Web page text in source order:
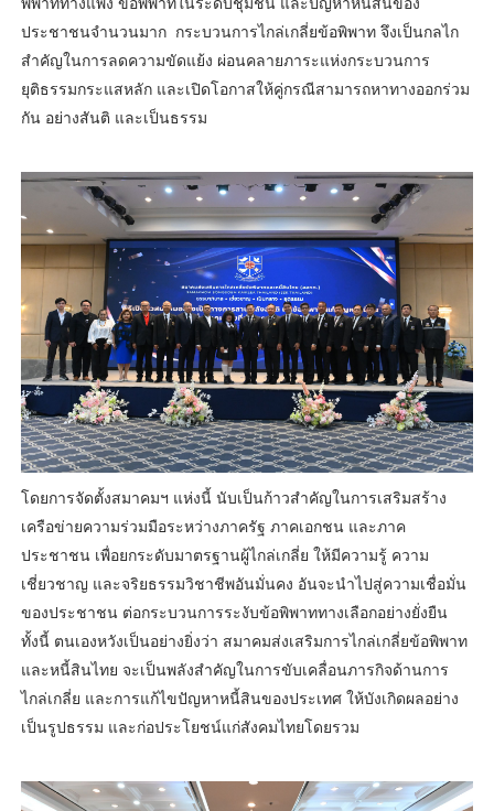
ประชาชนจำนวนมาก กระบวนการไกล่เกลี่ยข้อพิพาท จึงเป็นกลไก
สำคัญในการลดความขัดแย้ง ผ่อนคลายภาระแห่งกระบวนการ
ยุติธรรมกระแสหลัก และเปิดโอกาสให้คู่กรณีสามารถหาทางออกร่วม
กัน อย่างสันติ และเป็นธรรม
โดยการจัดตั้งสมาคมฯ แห่งนี้ นับเป็นก้าวสำคัญในการเสริมสร้าง
เครือข่ายความร่วมมือระหว่างภาครัฐ ภาคเอกชน และภาค
ประชาชน เพื่อยกระดับมาตรฐานผู้ไกล่เกลี่ย ให้มีความรู้ ความ
เชี่ยวชาญ และจริยธรรมวิชาชีพอันมั่นคง อันจะนำไปสู่ความเชื่อมั่น
ของประชาชน ต่อกระบวนการระงับข้อพิพาททางเลือกอย่างยั่งยืน
ทั้งนี้ ตนเองหวังเป็นอย่างยิ่งว่า สมาคมส่งเสริมการไกล่เกลี่ยข้อพิพาท
และหนี้สินไทย จะเป็นพลังสำคัญในการขับเคลื่อนภารกิจด้านการ
ไกล่เกลี่ย และการแก้ไขปัญหาหนี้สินของประเทศ ให้บังเกิดผลอย่าง
เป็นรูปธรรม และก่อประโยชน์แก่สังคมไทยโดยรวม